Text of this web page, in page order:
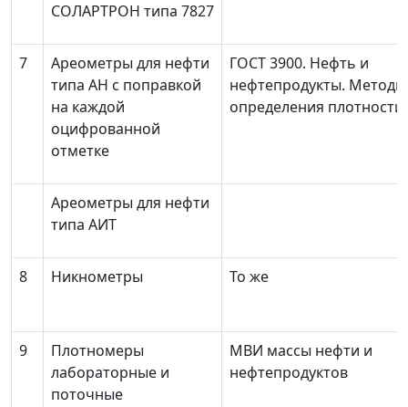
СОЛАРТРОН типа 7827
7
Ареометры для нефти
типа АН с поправкой
на каждой
оцифрованной
отметке
ГОСТ 3900. Нефть и
нефтепродукты. Методы
определения плотности
Ареометры для нефти
типа АИТ
8 Никнометры То же
9
Плотномеры
лабораторные и
поточные
МВИ массы нефти и
нефтепродуктов